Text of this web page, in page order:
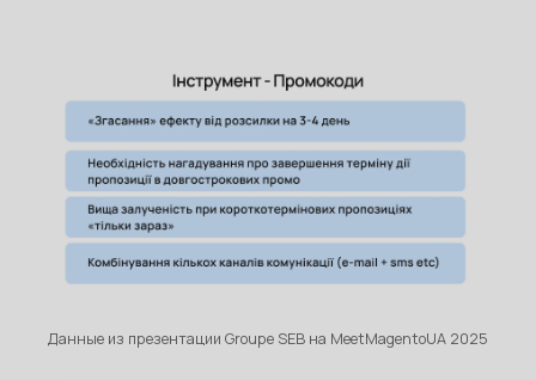
Данные из презентации Groupe SEB на MeetMagentoUA 2025